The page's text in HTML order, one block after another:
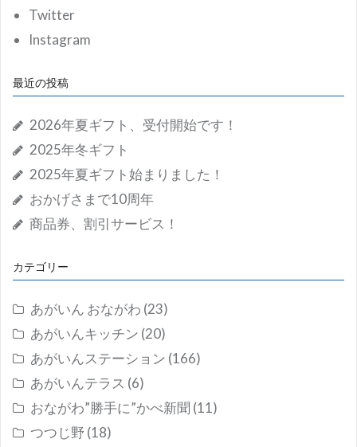
Twitter
Instagram
最近の投稿
2026年夏ギフト、受付開始です！
2025年冬ギフト
2025年夏ギフト始まりました！
おかげさまで10周年
商品券、割引サービス！
カテゴリー
あがいん おながわ (23)
あがいんキッチン (20)
あがいんステーション (166)
あがいんテラス (6)
おながわ”勝手に”かべ新聞 (11)
つつじ野 (18)